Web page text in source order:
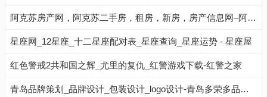
阿克苏房产网，阿克苏二手房，租房，新房，房产信息网–阿克苏58安居客
星座网_12星座_十二星座配对表_星座查询_星座运势 - 星座屋
红色警戒2共和国之辉_尤里的复仇_红警游戏下载-红警之家
青岛品牌策划_品牌设计_包装设计_logo设计-青岛多荣多品牌策划